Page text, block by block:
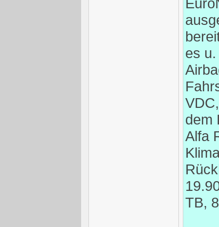
es
dem
Alfa
TB,